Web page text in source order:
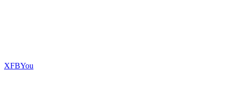
ХFBYou